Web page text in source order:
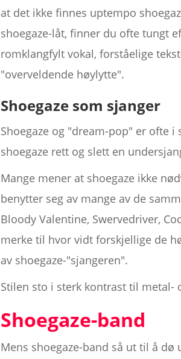
at det ikke finnes uptempo
shoegaze-låt, finner du ofte tungt
romklangfylt vokal, forståelige
"overveldende høylytte".
Shoegaze som sjanger
Shoegaze og "dream-pop" er ofte
shoegaze rett og slett en
Mange mener at shoegaze ikke
benytter seg av mange av de
Bloody Valentine, Swervedriver,
merke til hvor vidt forskjellige de
av shoegaze-"sjangeren".
Stilen sto i sterk kontrast til metal-
Shoegaze-band
Mens shoegaze-band så ut til å